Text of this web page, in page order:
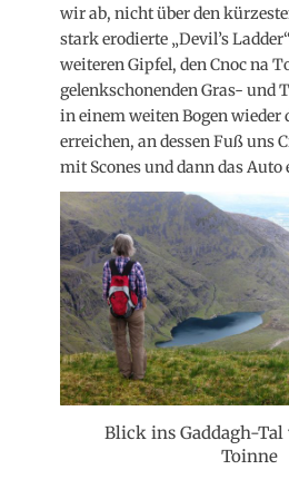
wir ab, nicht über den
stark erodierte „Devil’s
weiteren Gipfel, den Cnoc na
gelenkschonenden Gras- und
in einem weiten Bogen wieder
erreichen, an dessen Fuß uns
mit Scones und dann das Auto
Blick ins Gaddagh-Tal
Toinne